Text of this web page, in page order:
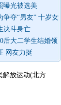
曝光被选美
争夺“男友” 十岁女
决斗身亡
后大二学生结婚领
网友力挺
解放运动(北方